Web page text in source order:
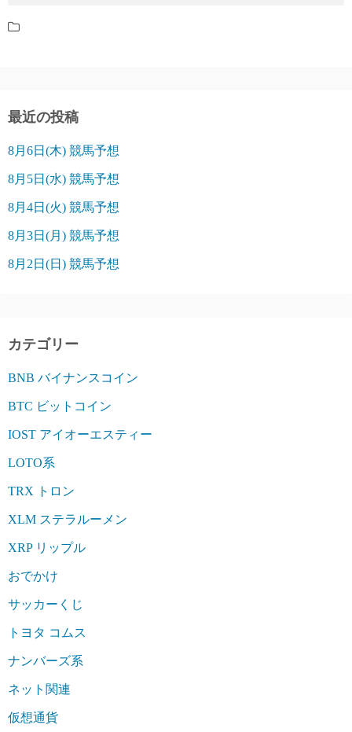
最近の投稿
8月6日(木) 競馬予想
8月5日(水) 競馬予想
8月4日(火) 競馬予想
8月3日(月) 競馬予想
8月2日(日) 競馬予想
カテゴリー
BNB バイナンスコイン
BTC ビットコイン
IOST アイオーエスティー
LOTO系
TRX トロン
XLM ステラルーメン
XRP リップル
おでかけ
サッカーくじ
トヨタ コムス
ナンバーズ系
ネット関連
仮想通貨